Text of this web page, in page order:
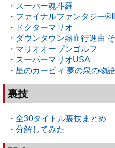
・スーパー魂斗羅
・ファイナルファンタジー®Ⅲ
・ドクターマリオ
・ダウンタウン熱血行進曲
・マリオオープンゴルフ
・スーパーマリオUSA
・星のカービィ 夢の泉の物語
裏技
・全30タイトル裏技まとめ
・分解してみた